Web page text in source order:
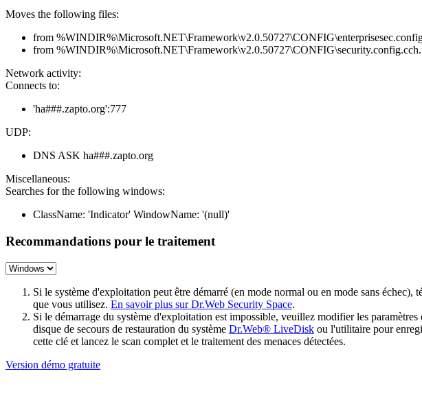
Moves the following files:
from
from
Network activity:
Connects to:
'ha###.zapto.org':777
UDP:
DNS ASK ha###.zapto.org
Miscellaneous:
Searches for the following windows:
ClassName: 'Indicator' WindowName: '(null)'
Recommandations pour le traitement
Si le système d'exploitation peut être démarré (en mode normal ou en mode sans
que vous utilisez. En savoir plus sur Dr.Web Security Space.
Si le démarrage du système d'exploitation est impossible, veuillez modifier les
disque de secours de restauration du système Dr.Web® LiveDisk ou l'utilitaire pour
cette clé et lancez le scan complet et le traitement des menaces détectées.
Version démo gratuite